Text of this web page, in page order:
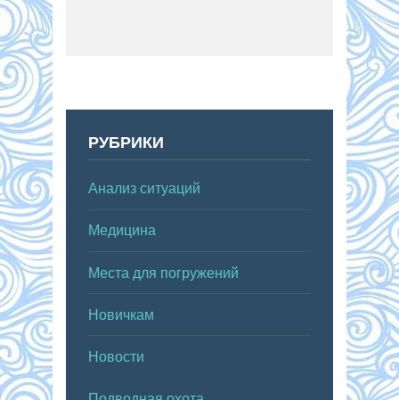
РУБРИКИ
Анализ ситуаций
Медицина
Места для погружений
Новичкам
Новости